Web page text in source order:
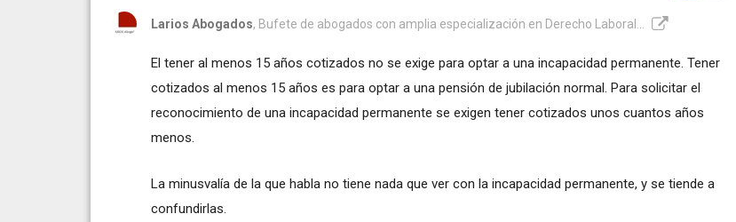
Larios Abogados, Bufete de abogados con amplia especialización en Derecho Laboral...
El tener al menos 15 años cotizados no se exige para optar a una incapacidad permanente. Tener
cotizados al menos 15 años es para optar a una pensión de jubilación normal. Para solicitar el
reconocimiento de una incapacidad permanente se exigen tener cotizados unos cuantos años
menos.
La minusvalía de la que habla no tiene nada que ver con la incapacidad permanente, y se tiende a
confundirlas.